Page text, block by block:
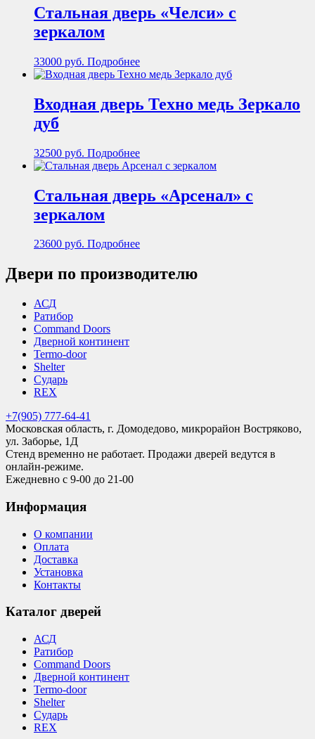
Стальная дверь «Челси» с
зеркалом
33000 руб. Подробнее
Входная дверь Техно медь Зеркало
дуб
32500 руб. Подробнее
Стальная дверь «Арсенал» с
зеркалом
23600 руб. Подробнее
Двери по производителю
АСД
Ратибор
Command Doors
Дверной континент
Termo-door
Shelter
Сударь
REX
+7(905) 777-64-41
Московская область, г. Домодедово, микрорайон Востряково,
ул. Заборье, 1Д
Стенд временно не работает. Продажи дверей ведутся в
онлайн-режиме.
Ежедневно с 9-00 до 21-00
Информация
О компании
Оплата
Доставка
Установка
Контакты
Каталог дверей
АСД
Ратибор
Command Doors
Дверной континент
Termo-door
Shelter
Сударь
REX